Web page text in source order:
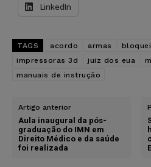
LinkedIn
TAGS acordo armas
impressoras 3d
juiz dos eua
manuais de instrução
Artigo anterior
Aula inaugural da pós-
graduação do IMN em
Direito Médico e da saúde
foi realizada